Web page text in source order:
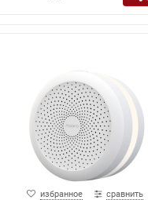
избранное сравнить